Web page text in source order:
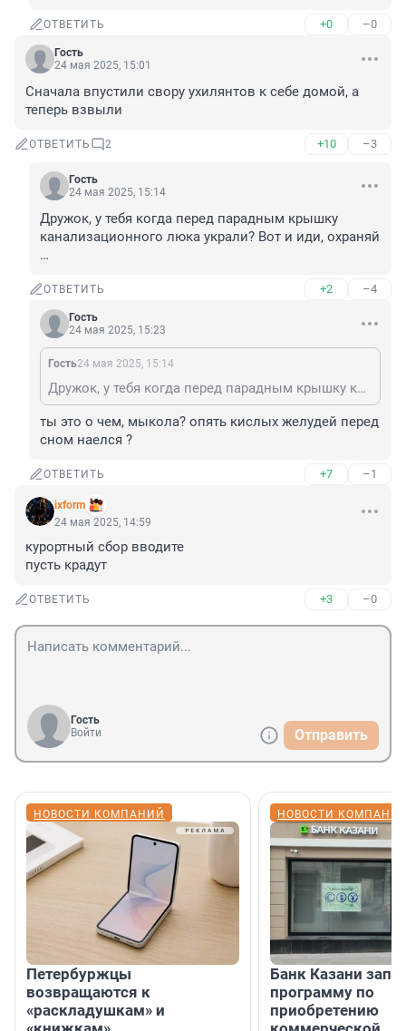
ОТВЕТИТЬ +0 –0
Гость
24 мая 2025, 15:01
Сначала впустили свору ухилянтов к себе домой, а
теперь взвыли
ОТВЕТИТЬ 2 +10 –3
Гость
24 мая 2025, 15:14
Дружок, у тебя когда перед парадным крышку
канализационного люка украли? Вот и иди, охраняй
…
ОТВЕТИТЬ +2 –4
Гость
24 мая 2025, 15:23
Гость24 мая 2025, 15:14
Дружок, у тебя когда перед парадным крышку канализационного люка украли? Вот и иди, охраняй …
ты это о чем, мыкола? опять кислых желудей перед
сном наелся ?
ОТВЕТИТЬ +7 –1
ixform
24 мая 2025, 14:59
курортный сбор вводите
пусть крадут
ОТВЕТИТЬ +3 –0
Гость
Войти
Отправить
НОВОСТИ КОМПАНИЙ
Петербуржцы
возвращаются к
«раскладушкам» и
НОВОСТИ
Банк Казани
программу по
приобретению